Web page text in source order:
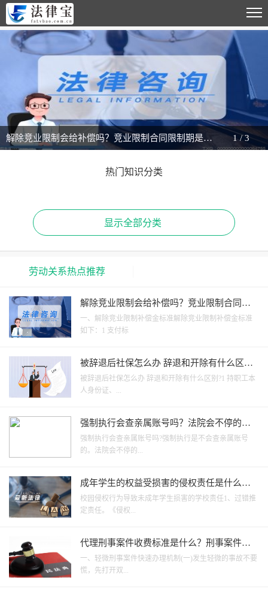
解除竞业限制会给补偿吗？竞业限制合同限制期是如何规定的？ 1/3
热门知识分类
显示全部分类
劳动关系热点推荐
解除竞业限制会给补偿吗？竞业限制合同限
制期是如何规定的？
一、解除竞业限制补偿金标准解除竞业限制补偿金标准
如下：1 支付标
被辞退后社保怎么办 辞退和开除有什么区
别？
被辞退后社保怎么办 辞退和开除有什么区别?1 持职工本
人身份证、...
强制执行会查亲属账号吗？法院会不停的找
被执行人吗？
强制执行会查亲属账号吗?强制执行是不会查亲属账号
的。法院会不停的...
成年学生的权益受损害的侵权责任是什么？
有关校园侵权行为导致未成年学生损害的学
校责任有哪些？
校园侵权行为导致未成年学生损害的学校责任1、过错推
定责任。《侵权...
代理刑事案件收费标准是什么？刑事案件可
以撤诉吗？
一、轻微刑事案件快速办理机制(一)发生轻微的事故不要
慌，先打开双...